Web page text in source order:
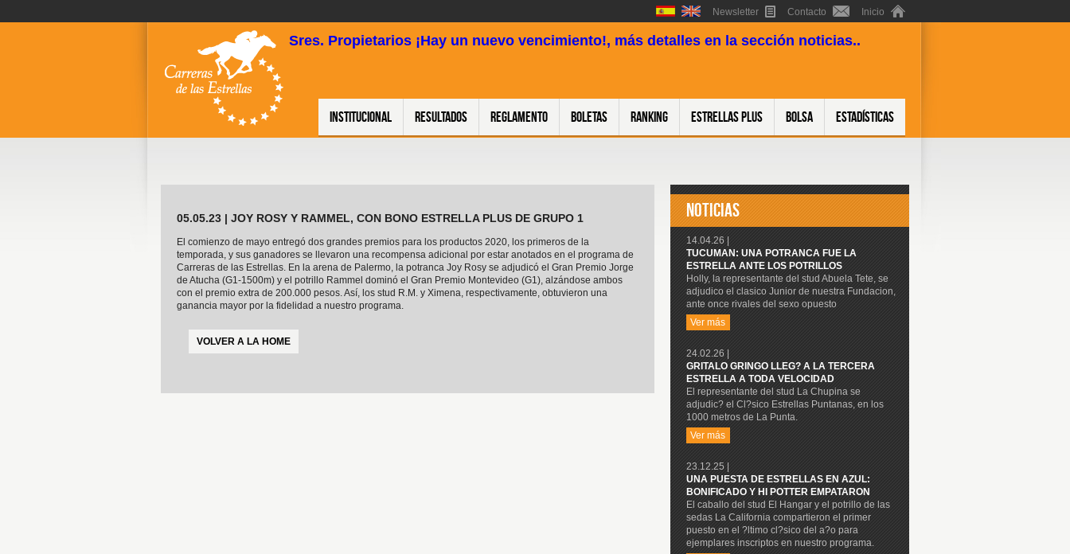
Newsletter Contacto Inicio
Sres. Propietarios ¡Hay un nuevo vencimiento!, más detalles en la sección noticias..
Institucional Resultados Reglamento Boletas Ranking Estrellas Plus Bolsa Estadísticas
05.05.23 | JOY ROSY Y RAMMEL, CON BONO ESTRELLA PLUS DE GRUPO 1
El comienzo de mayo entregó dos grandes premios para los productos 2020, los primeros de la
temporada, y sus ganadores se llevaron una recompensa adicional por estar anotados en el programa de
Carreras de las Estrellas. En la arena de Palermo, la potranca Joy Rosy se adjudicó el Gran Premio Jorge
de Atucha (G1-1500m) y el potrillo Rammel dominó el Gran Premio Montevideo (G1), alzándose ambos
con el premio extra de 200.000 pesos. Así, los stud R.M. y Ximena, respectivamente, obtuvieron una
ganancia mayor por la fidelidad a nuestro programa.
VOLVER A LA HOME
NOTICIAS
14.04.26 |
TUCUMAN: UNA POTRANCA FUE LA
ESTRELLA ANTE LOS POTRILLOS
Holly, la representante del stud Abuela Tete, se
adjudico el clasico Junior de nuestra Fundacion,
ante once rivales del sexo opuesto
Ver más
24.02.26 |
GRITALO GRINGO LLEG? A LA TERCERA
ESTRELLA A TODA VELOCIDAD
El representante del stud La Chupina se
adjudic? el Cl?sico Estrellas Puntanas, en los
1000 metros de La Punta.
Ver más
23.12.25 |
UNA PUESTA DE ESTRELLAS EN AZUL:
BONIFICADO Y HI POTTER EMPATARON
El caballo del stud El Hangar y el potrillo de las
sedas La California compartieron el primer
puesto en el ?ltimo cl?sico del a?o para
ejemplares inscriptos en nuestro programa.